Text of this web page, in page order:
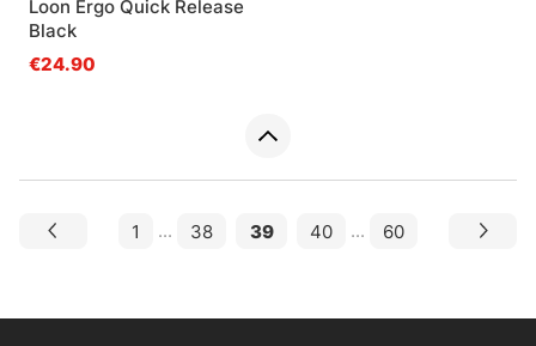
Loon Ergo Quick Release
Black
€24.90
1 ... 38 39 40 ... 60